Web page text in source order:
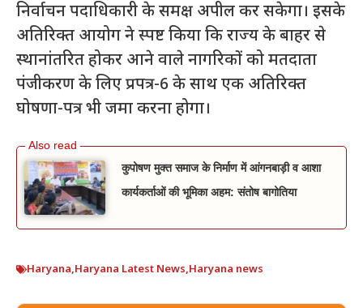
निर्वाचन पदाधिकारी के समक्ष अपील कर सकेगा। इसके
अतिरिक्त आयोग ने स्पष्ट किया कि राज्य के बाहर से
स्थानांतरित होकर आने वाले नागरिकों को मतदाता
पंजीकरण के लिए प्रपत्र-6 के साथ एक अतिरिक्त
घोषणा-पत्र भी जमा करना होगा।
कुपोषण मुक्त समाज के निर्माण में आंगनबाड़ी व आशा
कार्यकर्ताओं की भूमिका अहम: संतोष बागोतिया
Haryana,Haryana Latest News,Haryana news